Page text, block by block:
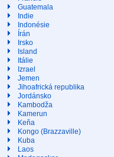
Guatemala
Indie
Indonésie
Írán
Irsko
Island
Itálie
Izrael
Jemen
Jihoafrická republika
Jordánsko
Kambodža
Kamerun
Keňa
Kongo (Brazzaville)
Kuba
Laos